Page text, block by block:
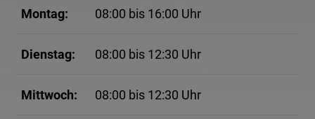
Montag: 08:00 bis 16:00 Uhr
Dienstag: 08:00 bis 12:30 Uhr
Mittwoch: 08:00 bis 12:30 Uhr